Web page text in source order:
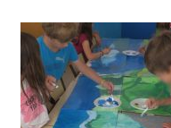
n
F
a
c
e